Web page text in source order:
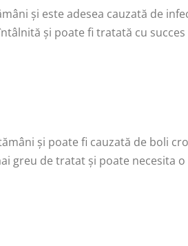
și este adesea cauzată de
și poate fi tratată cu succes
și poate fi cauzată de boli
greu de tratat și poate necesita